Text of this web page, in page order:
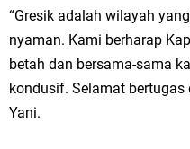
Karang Taruna Gresik Perkuat
Islamic Center
Nila Yani Apresiasi Launching
“Gresik adalah wilayah
nyaman. Kami berharap
betah dan bersama-sama
kondusif. Selamat bertugas
Yani.